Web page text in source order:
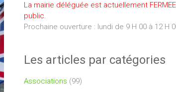
La mairie déléguée est actuellement
public.
Prochaine ouverture : lundi de 9 H 00 à 12 H
Les articles par catégories
Associations (99)